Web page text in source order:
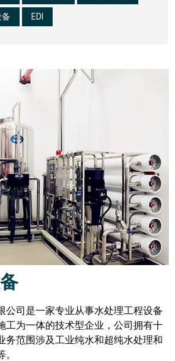
EDI
公司是一家专业从事水处理工程设备
工为一体的技术型企业，公司拥有十
务范围涉及工业纯水和超纯水处理和